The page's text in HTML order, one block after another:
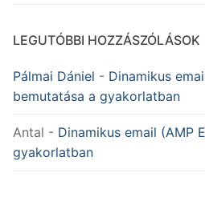
LEGUTÓBBI HOZZÁSZÓLÁSOK
Pálmai Dániel - Dinamikus
bemutatása a gyakorlatban
Antal - Dinamikus email (AMP
gyakorlatban